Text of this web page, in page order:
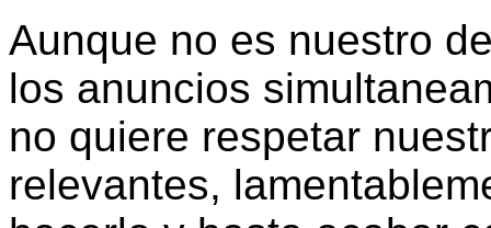
Aunque no es nuestro
los anuncios
no quiere respetar
relevantes,